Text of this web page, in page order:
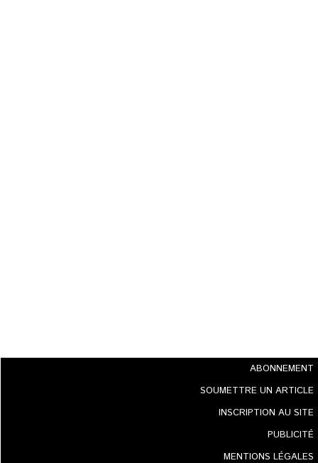
ABONNEMENT
SOUMETTRE UN ARTICLE
INSCRIPTION AU SITE
PUBLICITÉ
MENTIONS LÉGALES